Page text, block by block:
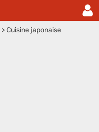
>Cuisine japonaise